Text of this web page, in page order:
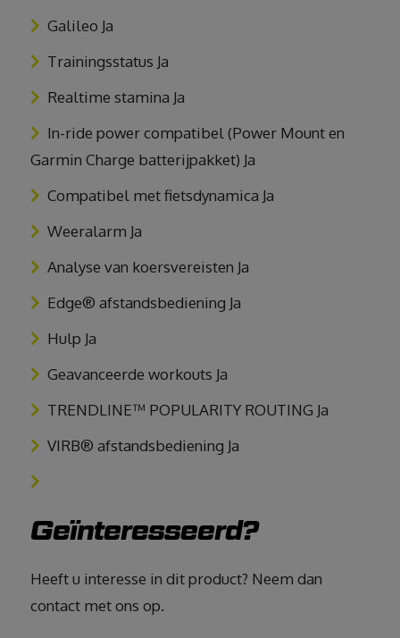
Galileo Ja
Trainingsstatus Ja
Realtime stamina Ja
In-ride power compatibel (Power Mount en
Garmin Charge batterijpakket) Ja
Compatibel met fietsdynamica Ja
Weeralarm Ja
Analyse van koersvereisten Ja
Edge® afstandsbediening Ja
Hulp Ja
Geavanceerde workouts Ja
TRENDLINE™ POPULARITY ROUTING Ja
VIRB® afstandsbediening Ja
Geïnteresseerd?
Heeft u interesse in dit product? Neem dan
contact met ons op.